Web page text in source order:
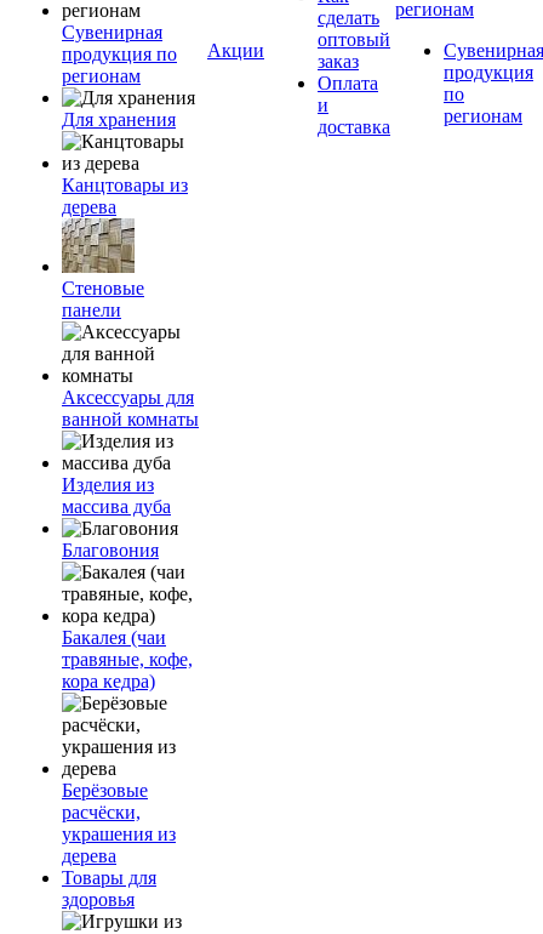
Сувенирная
продукция по
регионам
Для хранения
Канцтовары из
дерева
Стеновые
панели
Аксессуары для
ванной комнаты
Изделия из
массива дуба
Благовония
Бакалея (чаи
травяные, кофе,
кора кедра)
Берёзовые
расчёски,
украшения из
дерева
Товары для
здоровья
Акции
сделать
оптовый
заказ
Оплата
и
доставка
регионам
Сувенирная
продукция
по
регионам